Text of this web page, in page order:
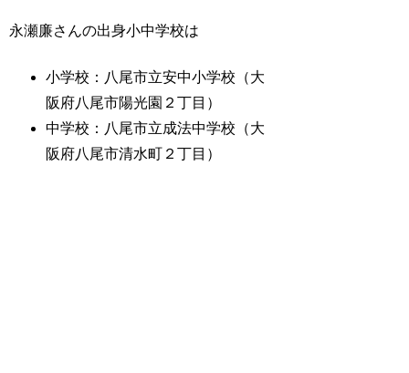
永瀬廉さんの出身小中学校は
小学校：八尾市立安中小学校（大
阪府八尾市陽光園２丁目）
中学校：八尾市立成法中学校（大
阪府八尾市清水町２丁目）